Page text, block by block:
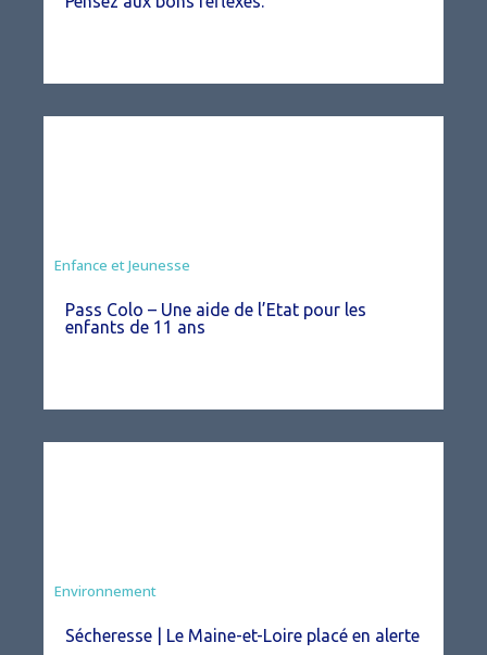
Animation
Enfance et Jeunesse
Pass Colo – Une aide de l’Etat pour les
enfants de 11 ans
Environnement
Sécheresse | Le Maine-et-Loire placé en alerte